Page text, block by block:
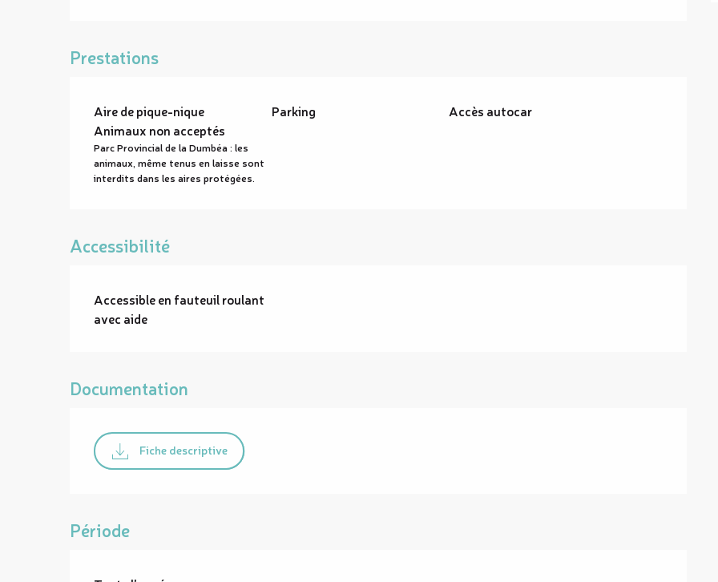
Prestations
Aire de pique-nique Parking
Accès autocar
Animaux non acceptés
Parc Provincial de la Dumbéa : les
animaux, même tenus en laisse sont
interdits dans les aires protégées.
Accessibilité
Accessible en fauteuil roulant
avec aide
Documentation
Fiche descriptive
Période